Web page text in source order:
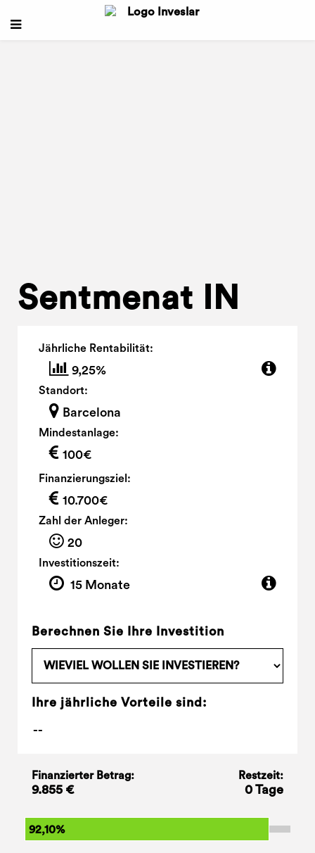
Sentmenat IN
Jährliche Rentabilität:
9,25%
Standort:
Barcelona
Mindestanlage:
100€
Finanzierungsziel:
10.700€
Zahl der Anleger:
20
Investitionszeit:
15 Monate
Berechnen Sie Ihre Investition
Ihre jährliche Vorteile sind:
Finanzierter Betrag:
9.855 €
Restzeit:
0 Tage
92,10%